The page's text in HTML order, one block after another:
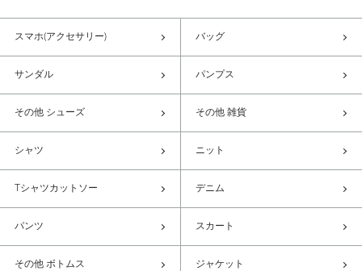
スマホ(アクセサリー) バッグ
サンダル パンプス
その他 シューズ その他 雑貨
シャツ ニット
Tシャツカットソー デニム
パンツ スカート
その他 ボトムス ジャケット